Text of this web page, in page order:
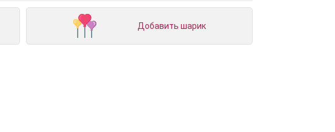
Добавить шарик